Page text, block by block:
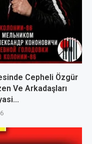
Cepheli Özgür
Ve Arkadaşları